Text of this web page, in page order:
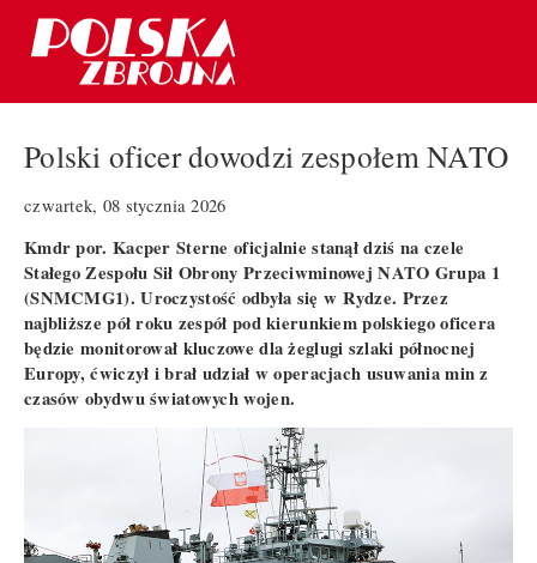
Polski oficer dowodzi zespołem NATO
czwartek, 08 stycznia 2026
Kmdr por. Kacper Sterne oficjalnie stanął dziś na czele
Stałego Zespołu Sił Obrony Przeciwminowej NATO Grupa 1
(SNMCMG1). Uroczystość odbyła się w Rydze. Przez
najbliższe pół roku zespół pod kierunkiem polskiego oficera
będzie monitorował kluczowe dla żeglugi szlaki północnej
Europy, ćwiczył i brał udział w operacjach usuwania min z
czasów obydwu światowych wojen.